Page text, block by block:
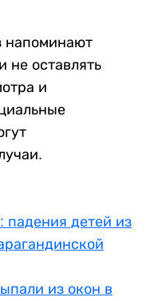
напоминают
не оставлять
и
падения детей из
из окон в